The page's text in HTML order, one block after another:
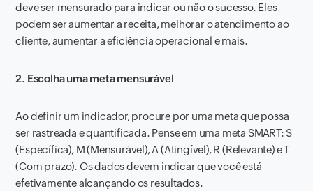
deve ser mensurado para indicar ou não o sucesso. Eles
podem ser aumentar a receita, melhorar o atendimento ao
cliente, aumentar a eficiência operacional e mais.
2. Escolha uma meta mensurável
Ao definir um indicador, procure por uma meta que possa
ser rastreada e quantificada. Pense em uma meta SMART: S
(Específica), M (Mensurável), A (Atingível), R (Relevante) e T
(Com prazo). Os dados devem indicar que você está
efetivamente alcançando os resultados.